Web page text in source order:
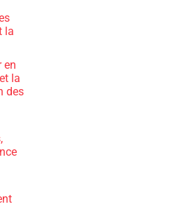
la
en
la
des